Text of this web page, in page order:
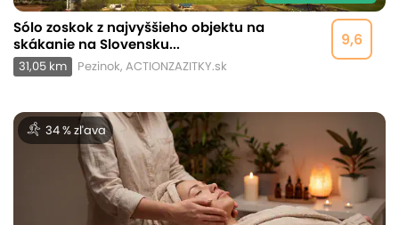
9,6
Sólo zoskok z najvyššieho objektu na
skákanie na Slovensku...
31,05 km Pezinok, ACTIONZAZITKY.sk
34 % zľava